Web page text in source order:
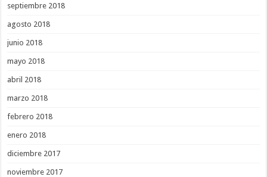
septiembre 2018
agosto 2018
junio 2018
mayo 2018
abril 2018
marzo 2018
febrero 2018
enero 2018
diciembre 2017
noviembre 2017